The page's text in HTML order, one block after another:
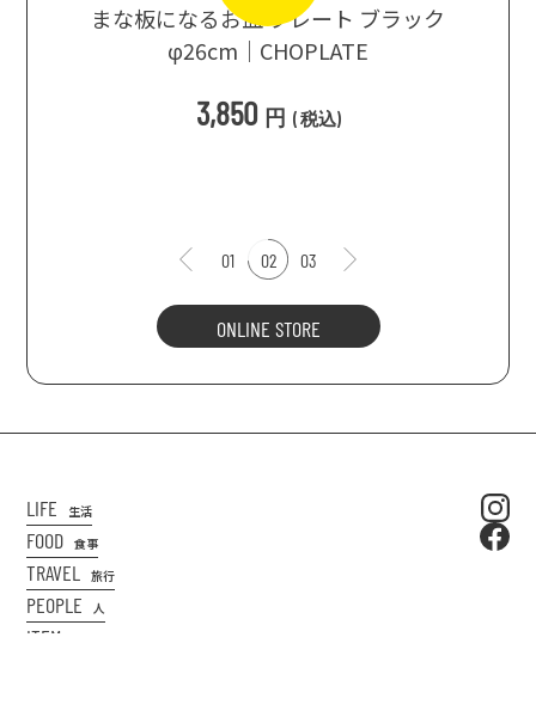
まな板になるお皿 プレート ブラック
φ26cm｜CHOPLATE
3,850 円 (税込)
01 02 03
ONLINE STORE
LIFE 生活
FOOD 食事
TRAVEL 旅行
PEOPLE 人
ITEM